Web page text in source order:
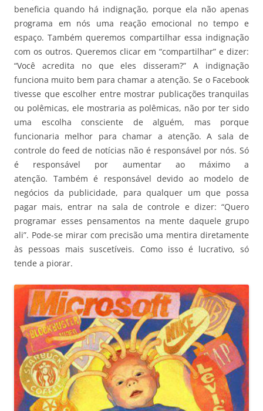
beneficia quando há indignação, porque ela não apenas
programa em nós uma reação emocional no tempo e
espaço. Também queremos compartilhar essa indignação
com os outros. Queremos clicar em “compartilhar” e dizer:
“Você acredita no que eles disseram?” A indignação
funciona muito bem para chamar a atenção. Se o Facebook
tivesse que escolher entre mostrar publicações tranquilas
ou polêmicas, ele mostraria as polêmicas, não por ter sido
uma escolha consciente de alguém, mas porque
funcionaria melhor para chamar a atenção. A sala de
controle do feed de notícias não é responsável por nós. Só
é responsável por aumentar ao máximo a
atenção. Também é responsável devido ao modelo de
negócios da publicidade, para qualquer um que possa
pagar mais, entrar na sala de controle e dizer: “Quero
programar esses pensamentos na mente daquele grupo
ali”. Pode-se mirar com precisão uma mentira diretamente
às pessoas mais suscetíveis. Como isso é lucrativo, só
tende a piorar.